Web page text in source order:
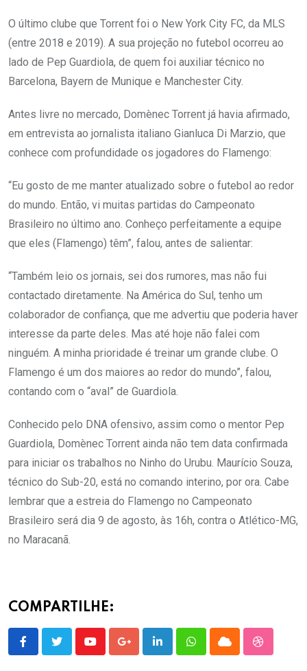
O último clube que Torrent foi o New York City FC, da MLS
(entre 2018 e 2019). A sua projeção no futebol ocorreu ao
lado de Pep Guardiola, de quem foi auxiliar técnico no
Barcelona, Bayern de Munique e Manchester City.
Antes livre no mercado, Domènec Torrent já havia afirmado,
em entrevista ao jornalista italiano Gianluca Di Marzio, que
conhece com profundidade os jogadores do Flamengo:
“Eu gosto de me manter atualizado sobre o futebol ao redor
do mundo. Então, vi muitas partidas do Campeonato
Brasileiro no último ano. Conheço perfeitamente a equipe
que eles (Flamengo) têm”, falou, antes de salientar:
“Também leio os jornais, sei dos rumores, mas não fui
contactado diretamente. Na América do Sul, tenho um
colaborador de confiança, que me advertiu que poderia haver
interesse da parte deles. Mas até hoje não falei com
ninguém. A minha prioridade é treinar um grande clube. O
Flamengo é um dos maiores ao redor do mundo”, falou,
contando com o “aval” de Guardiola.
Conhecido pelo DNA ofensivo, assim como o mentor Pep
Guardiola, Domènec Torrent ainda não tem data confirmada
para iniciar os trabalhos no Ninho do Urubu. Maurício Souza,
técnico do Sub-20, está no comando interino, por ora. Cabe
lembrar que a estreia do Flamengo no Campeonato
Brasileiro será dia 9 de agosto, às 16h, contra o Atlético-MG,
no Maracanã.
COMPARTILHE:
YoutubeGoogle+LinkedInWhatsappCloud